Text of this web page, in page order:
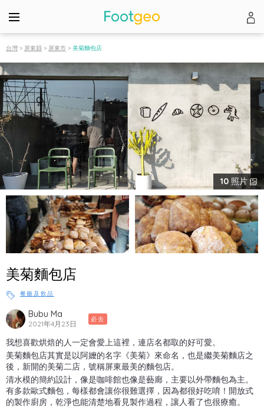
台灣 > 屏東縣 > 屏東市 > 美菊麵包店
10 照片
美菊麵包店
餐廳及飲品
Bubu Ma
2021年4月23日
必去
我想喜歡烘焙的人一定會愛上這裡，連店名都取的好可愛。
美菊麵包店其實是以阿嬤的名字《美菊》來命名，也是繼美菊麵店之
後，新開的美菊二店，號稱屏東最美的麵包店。
清水模的簡約設計，像是咖啡館也像是藝廊，主要以外帶麵包為主。
有多款歐式麵包，每樣都會讓你很難選擇，因為都很好吃唷！開放式
的製作廚房，乾淨也能清楚地看見製作過程，讓人看了也很療癒。